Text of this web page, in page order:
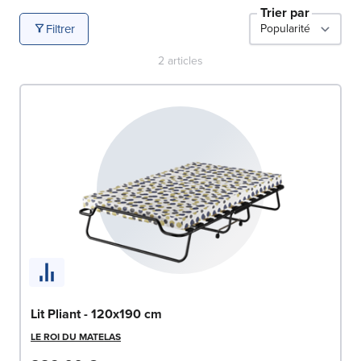
Filtrer
Trier par
2 articles
Lit Pliant - 120x190 cm
LE ROI DU MATELAS